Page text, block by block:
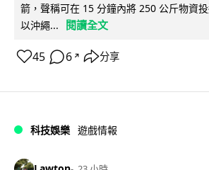
箭，聲稱可在 15 分鐘內將 250 公斤物資
以沖繩...
閱讀全文
45 6 ↗ 分享
科技娛樂 遊戲情報